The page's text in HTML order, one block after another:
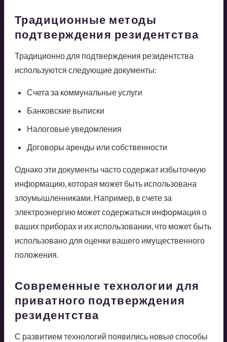
Традиционные методы
подтверждения резидентства
Традиционно для подтверждения резидентства
используются следующие документы:
Счета за коммунальные услуги
Банковские выписки
Налоговые уведомления
Договоры аренды или собственности
Однако эти документы часто содержат избыточную
информацию, которая может быть использована
злоумышленниками. Например, в счете за
электроэнергию может содержаться информация о
ваших приборах и их использовании, что может быть
использовано для оценки вашего имущественного
положения.
Современные технологии для
приватного подтверждения
резидентства
С развитием технологий появились новые способы